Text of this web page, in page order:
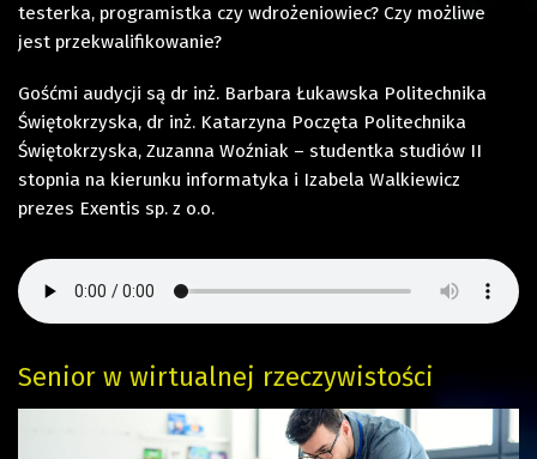
testerka, programistka czy wdrożeniowiec? Czy możliwe
jest przekwalifikowanie?
Gośćmi audycji są dr inż. Barbara Łukawska Politechnika
Świętokrzyska, dr inż. Katarzyna Poczęta Politechnika
Świętokrzyska, Zuzanna Woźniak – studentka studiów II
stopnia na kierunku informatyka i Izabela Walkiewicz
prezes Exentis sp. z o.o.
Senior w wirtualnej rzeczywistości